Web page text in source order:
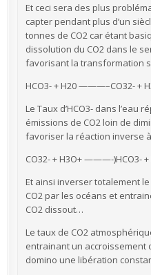
Et ceci sera des plus
capter pendant plus d’un
tonnes de CO2 car étant
dissolution du CO2 dans le
favorisant la transformation
HCO3- + H20 ———–CO32- +
Le Taux d’HCO3- dans l’eau
émissions de CO2 loin de
favoriser la réaction inverse
CO32- + H3O+ ———-)HCO3- +
Et ainsi inverser totalement
CO2 par les océans et
CO2 dissout…
Le taux de CO2
entrainant un accroissement
domino une libération